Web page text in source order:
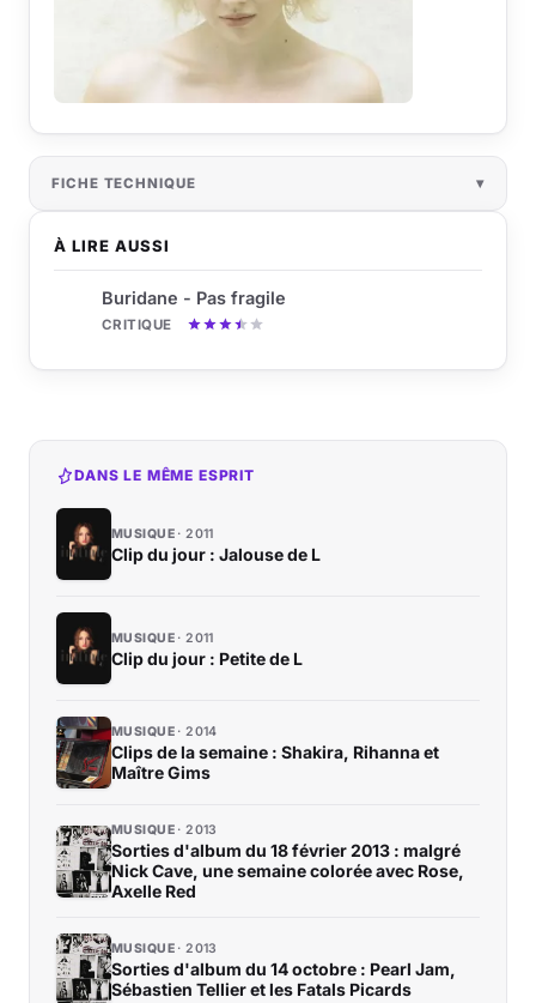
À LIRE AUSSI
Buridane - Pas fragile
CRITIQUE
FICHE TECHNIQUE
DANS LE MÊME ESPRIT
MUSIQUE 2011
Clip du jour : Jalouse de L
MUSIQUE 2011
Clip du jour : Petite de L
MUSIQUE 2014
Clips de la semaine : Shakira, Rihanna et
Maître Gims
MUSIQUE 2013
Sorties d'album du 18 février 2013 : malgré
Nick Cave, une semaine colorée avec Rose,
Axelle Red
MUSIQUE 2013
Sorties d'album du 14 octobre : Pearl Jam,
Sébastien Tellier et les Fatals Picards